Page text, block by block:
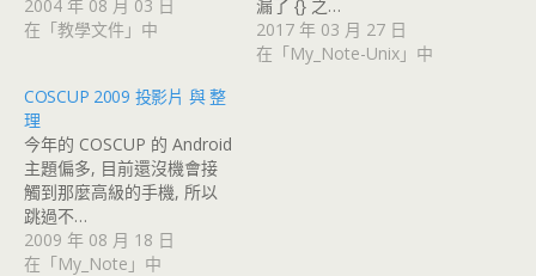
2004 年 08 月 03 日
在「教學文件」中
漏了 {} 之…
2017 年 03 月 27 日
在「My_Note-Unix」中
COSCUP 2009 投影片 與 整
理
今年的 COSCUP 的 Android
主題偏多, 目前還沒機會接
觸到那麼高級的手機, 所以
跳過不…
2009 年 08 月 18 日
在「My_Note」中